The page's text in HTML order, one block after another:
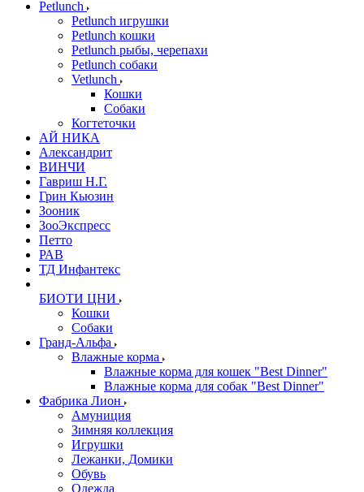
Petlunch
Petlunch игрушки
Petlunch кошки
Petlunch рыбы, черепахи
Petlunch собаки
Vetlunch
Кошки
Собаки
Когтеточки
АЙ НИКА
Александрит
ВИНЧИ
Гавриш Н.Г.
Грин Кьюзин
Зооник
ЗооЭкспресс
Петто
РАВ
ТД Инфантекс
БИОТИ ЦНИ
Кошки
Собаки
Гранд-Альфа
Влажные корма
Влажные корма для кошек "Best Dinner"
Влажные корма для собак "Best Dinner"
Фабрика Лион
Амуниция
Зимняя коллекция
Игрушки
Лежанки, Домики
Обувь
Одежда